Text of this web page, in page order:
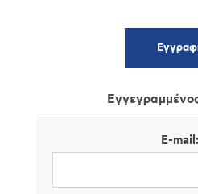
E-mail: